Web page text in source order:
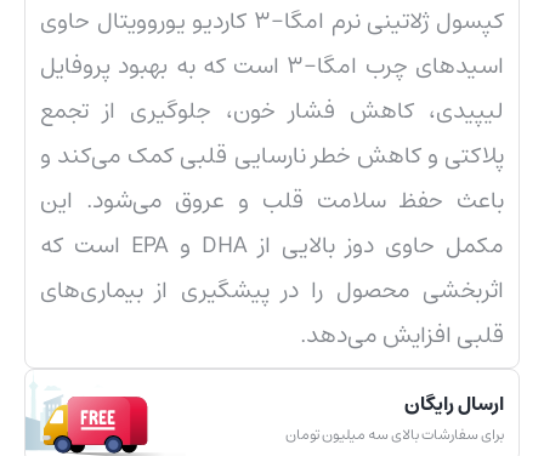
کپسول ژلاتینی نرم امگا-3 کاردیو یوروویتال حاوی
اسیدهای چرب امگا-3 است که به بهبود پروفایل
لیپیدی، کاهش فشار خون، جلوگیری از تجمع
پلاکتی و کاهش خطر نارسایی قلبی کمک می‌کند و
باعث حفظ سلامت قلب و عروق می‌شود. این
مکمل حاوی دوز بالایی از DHA و EPA است که
اثربخشی محصول را در پیشگیری از بیماری‌های
قلبی افزایش می‌دهد.
ارسال رایگان
برای سفارشات بالای سه میلیون تومان